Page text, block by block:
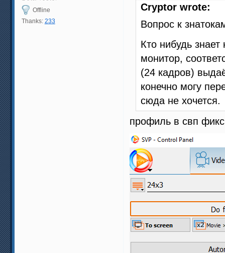
Offline
Thanks: 233
Cryptor wrote:
Вопрос к
Кто нибудь
монитор,
(24 кадров)
конечно могу
сюда не хочется.
профиль в свп